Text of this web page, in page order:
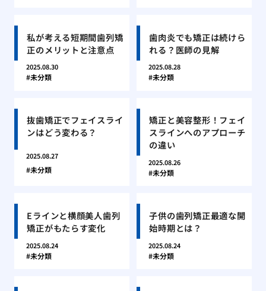
私が考える短期間歯列矯
正のメリットと注意点
2025.08.30
未分類
歯肉炎でも矯正は続けら
れる？医師の見解
2025.08.28
未分類
抜歯矯正でフェイスライ
ンはどう変わる？
2025.08.27
未分類
矯正と美容整形！フェイ
スラインへのアプローチ
の違い
2025.08.26
未分類
Eラインと横顔美人歯列
矯正がもたらす変化
2025.08.24
未分類
子供の歯列矯正最適な開
始時期とは？
2025.08.24
未分類